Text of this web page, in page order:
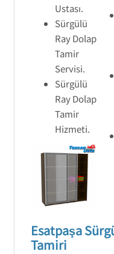
Ustası.
Sürgülü
Ray Dolap
Tamir
Servisi.
Sürgülü
Ray Dolap
Tamir
Hizmeti.
Esatpaşa
Tamiri